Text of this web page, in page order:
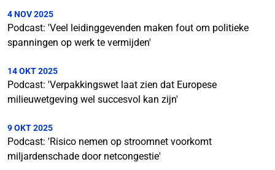
4 NOV 2025
Podcast: 'Veel leidinggevenden maken fout om politieke
spanningen op werk te vermijden'
14 OKT 2025
Podcast: 'Verpakkingswet laat zien dat Europese
milieuwetgeving wel succesvol kan zijn'
9 OKT 2025
Podcast: 'Risico nemen op stroomnet voorkomt
miljardenschade door netcongestie'